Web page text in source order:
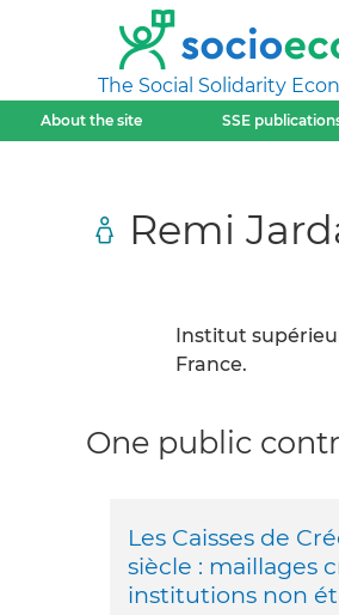
The Social Solidarity
About the site SSE
Remi
Institut
France.
One public
Les Caisses de
siècle : maillages
institutions non